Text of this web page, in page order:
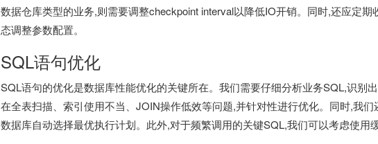
数据仓库类型的业务,则需要调整checkpoint interval以降低IO开销。同时,还应定
态调整参数配置。
SQL语句优化
SQL语句的优化是数据库性能优化的关键所在。我们需要仔细分析业务SQL,识别
在全表扫描、索引使用不当、JOIN操作低效等问题,并针对性进行优化。同时,我
数据库自动选择最优执行计划。此外,对于频繁调用的关键SQL,我们可以考虑使用